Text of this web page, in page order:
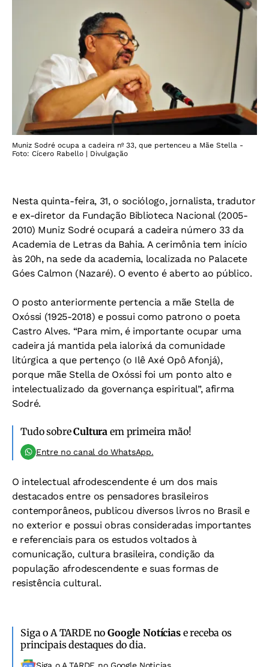
Muniz Sodré ocupa a cadeira nº 33, que pertenceu a Mãe Stella -
Foto: Cícero Rabello | Divulgação
Nesta quinta-feira, 31, o sociólogo, jornalista, tradutor
e ex-diretor da Fundação Biblioteca Nacional (2005-
2010) Muniz Sodré ocupará a cadeira número 33 da
Academia de Letras da Bahia. A cerimônia tem início
às 20h, na sede da academia, localizada no Palacete
Góes Calmon (Nazaré). O evento é aberto ao público.
O posto anteriormente pertencia a mãe Stella de
Oxóssi (1925-2018) e possui como patrono o poeta
Castro Alves. “Para mim, é importante ocupar uma
cadeira já mantida pela ialorixá da comunidade
litúrgica a que pertenço (o Ilê Axé Opô Afonjá),
porque mãe Stella de Oxóssi foi um ponto alto e
intelectualizado da governança espiritual”, afirma
Sodré.
Tudo sobreCultura em primeira mão!
Entre no canal do WhatsApp.
O intelectual afrodescendente é um dos mais
destacados entre os pensadores brasileiros
contemporâneos, publicou diversos livros no Brasil e
no exterior e possui obras consideradas importantes
e referenciais para os estudos voltados à
comunicação, cultura brasileira, condição da
população afrodescendente e suas formas de
resistência cultural.
Siga o A TARDE noGoogle Notíciase receba os
principais destaques do dia.